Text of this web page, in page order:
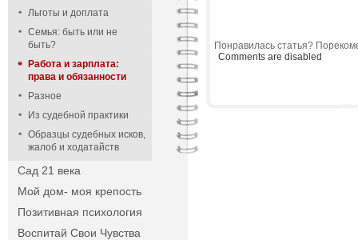
Льготы и доплата
Семья: быть или не
быть?
Работа и зарплата:
права и обязанности
Разное
Из судебной практики
Образцы судебных исков,
жалоб и ходатайств
Сад 21 века
Мой дом- моя крепость
Позитивная психология
Воспитай Свои Чувства
Понравилась статья?
Comments are disabled